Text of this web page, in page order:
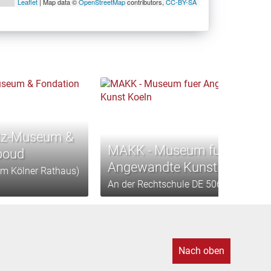
Museum &
Kölner Rathaus)
MAKK - Museum fuer
Angewandte Kunst Koeln
An der Rechtschule DE 50667 Köln
Nach oben